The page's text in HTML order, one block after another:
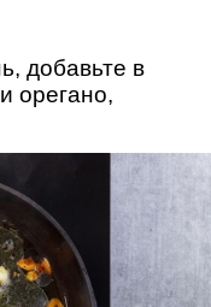
добавьте в
орегано,